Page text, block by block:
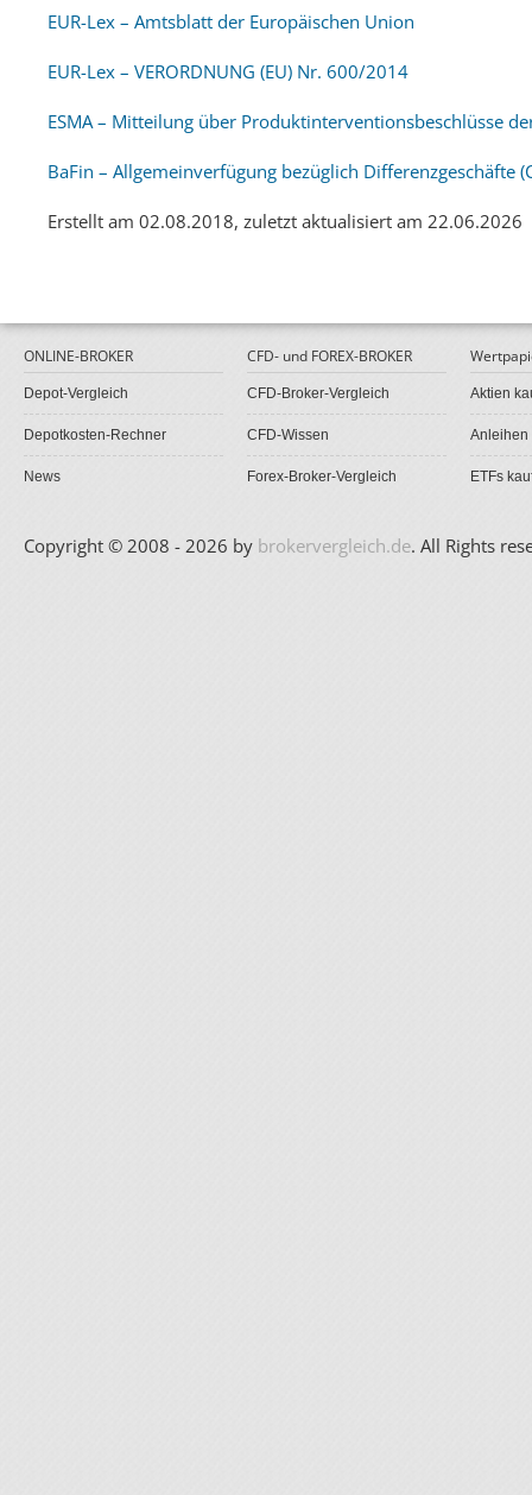
EUR-Lex – Amtsblatt der Europäischen Union
EUR-Lex – VERORDNUNG (EU) Nr. 600/2014
ESMA – Mitteilung über Produktinterventionsbeschlüsse
BaFin – Allgemeinverfügung bezüglich Differenzgeschäfte
Erstellt am 02.08.2018, zuletzt aktualisiert am 22.06.2026
ONLINE-BROKER
Depot-Vergleich
Depotkosten-Rechner
News
CFD- und FOREX-BROKER
CFD-Broker-Vergleich
CFD-Wissen
Forex-Broker-Vergleich
Aktien
Anleihen
ETFs
Copyright © 2008 - 2026 by brokervergleich.de. All Rights